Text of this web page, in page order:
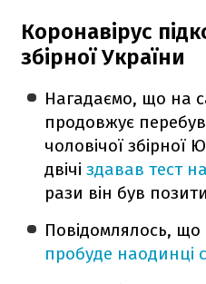
Коронавірус
збірної України
Нагадаємо, що на
продовжує
чоловічої збірної
двічіздавав тест
рази він був
Повідомлялось,
пробуде наодинці